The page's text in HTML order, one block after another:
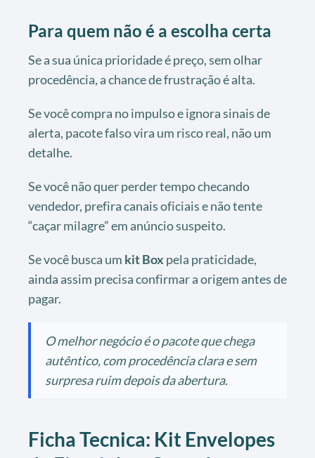
Para quem não é a escolha certa
Se a sua única prioridade é preço, sem olhar
procedência, a chance de frustração é alta.
Se você compra no impulso e ignora sinais de
alerta, pacote falso vira um risco real, não um
detalhe.
Se você não quer perder tempo checando
vendedor, prefira canais oficiais e não tente
“caçar milagre” em anúncio suspeito.
Se você busca um kit Box pela praticidade,
ainda assim precisa confirmar a origem antes de
pagar.
O melhor negócio é o pacote que chega
autêntico, com procedência clara e sem
surpresa ruim depois da abertura.
Ficha Tecnica: Kit Envelopes